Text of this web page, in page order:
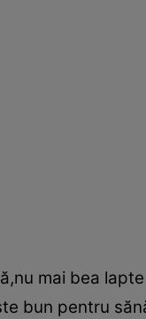
mai bea
bun pentru